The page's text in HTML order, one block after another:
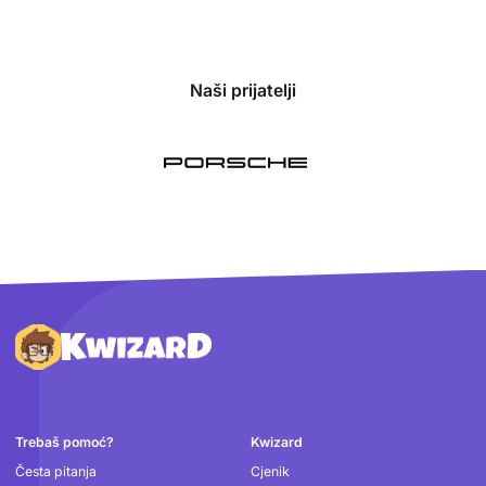
Naši prijatelji
Podnožje
Trebaš pomoć?
Česta pitanja
Kwizard
Cjenik